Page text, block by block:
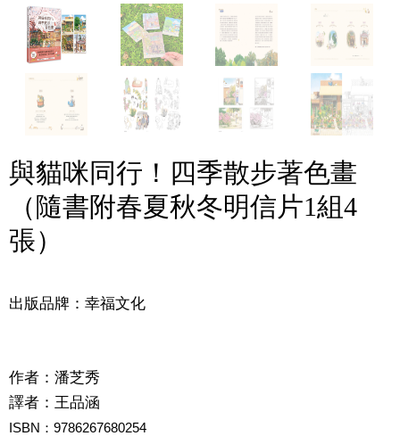
與貓咪同行！四季散步著色畫
（隨書附春夏秋冬明信片1組4
張）
出版品牌：幸福文化
作者： 潘芝秀
譯者： 王品涵
ISBN：9786267680254